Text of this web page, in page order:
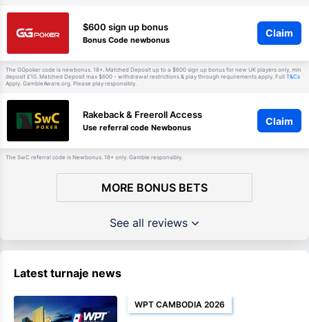
$600 sign up bonus
Bonus Code newbonus
Claim
The GGpoker code is newbonus. 18+. Matched Deposit up to a $600 sign up bonus for new UK players only, min
deposit £10. Matched Deposit max $600 - withdrawal restrictions & play through requirements apply. Full T&Cs
Apply. GambleAware.org. Please play responsibly.
Rakeback & Freeroll Access
Use referral code Newbonus
Claim
The SwC referral code is Newbonus. 18+ only. Gamble responsibly.
MORE BONUS BETS
See all reviews
Latest turnaje news
WPT CAMBODIA 2026